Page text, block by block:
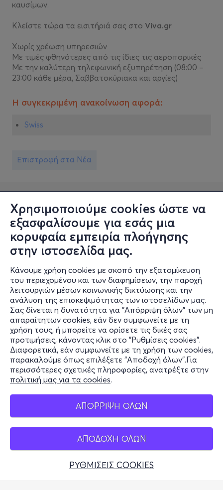
Χρησιμοποιούμε cookies ώστε να
εξασφαλίσουμε για εσάς μια
κορυφαία εμπειρία πλοήγησης
στην ιστοσελίδα μας.
Κάνουμε χρήση cookies με σκοπό την εξατομίκευση
του περιεχομένου και των διαφημίσεων, την παροχή
λειτουργιών μέσων κοινωνικής δικτύωσης και την
ανάλυση της επισκεψιμότητας των ιστοσελίδων μας.
Σας δίνεται η δυνατότητα για "Απόρριψη όλων" των μη
απαραίτητων cookies, εάν δεν συμφωνείτε με τη
χρήση τους, ή μπορείτε να ορίσετε τις δικές σας
προτιμήσεις, κάνοντας κλικ στο "Ρυθμίσεις cookies".
Διαφορετικά, εάν συμφωνείτε με τη χρήση των cookies,
παρακαλούμε όπως επιλέξετε "Αποδοχή όλων".Για
περισσότερες σχετικές πληροφορίες, ανατρέξτε στην
πολιτική μας για τα cookies.
ΑΠΟΡΡΙΨΗ ΟΛΩΝ
ΑΠΟΔΟΧΗ ΟΛΩΝ
ΡΥΘΜΙΣΕΙΣ COOKIES
καυσίμων.
Κλείστε τώρα τα εισιτήριά σας στο Viva.gr
Χωρίς χρέωση υπηρεσιών
Με τιμές φθηνότερες από τις ίδιες τις αεροπορικές
Με την καλύτερη τηλεφωνική εξυπηρέτηση (08:00 –
23:00 κάθε μέρα, Σαββατοκύριακα και αργίες)
Η συγκεκριμένη ανακοίνωση αφορά:
Swiss
Επιστροφή στα Νέα
Φυσικά σημεία
Πληροφορίες
Υποστήριξη
Stay Connected
Mobile app